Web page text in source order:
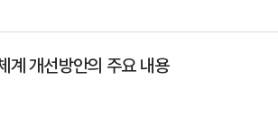
계 개선방안의 주요 내용